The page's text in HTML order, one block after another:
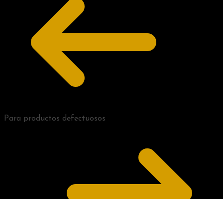
Para productos defectuosos